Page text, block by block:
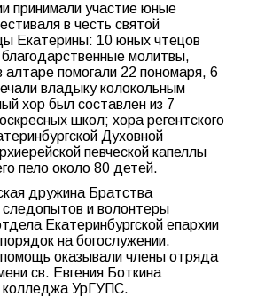
принимали участие юные
в честь святой
Екатерины: 10 юных чтецов
молитвы,
алтаре помогали 22 пономаря, 6
владыку колокольным
хор был составлен из 7
школ; хора регентского
Духовной
певческой капеллы
пело около 80 детей.
дружина Братства
следопытов и волонтеры
Екатеринбургской епархии
на богослужении.
оказывали члены отряда
св. Евгения Боткина
колледжа УрГУПС.